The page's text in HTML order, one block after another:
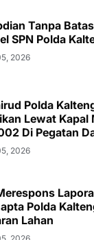
Tanpa
SPN Polda
2026
Polda
Lewat Kapal
Di Pegatan
2026
Polda
Lahan